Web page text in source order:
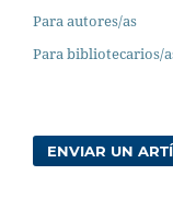
Para autores/as
Para bibliotecarios/
ENVIAR UN